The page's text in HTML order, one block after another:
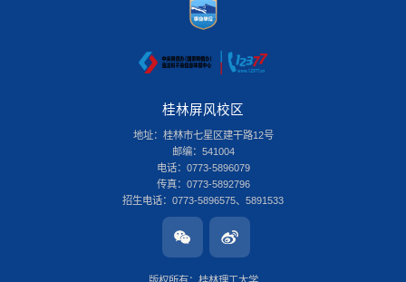
桂林屏风校区
地址：桂林市七星区建干路12号
邮编：541004
电话：0773-5896079
传真：0773-5892796
招生电话：0773-5896575、5891533
桂林雁山校区
地址：桂林市雁山区雁山街319号